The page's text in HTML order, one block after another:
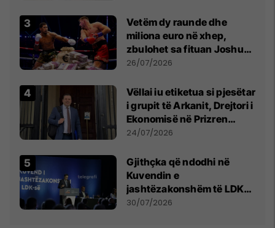
Vetëm dy raunde dhe
miliona euro në xhep,
zbulohet sa fituan Joshua
e Prenga
26/07/2026
Vëllai iu etiketua si pjesëtar
i grupit të Arkanit, Drejtori i
Ekonomisë në Prizren
mohon pretendimet
24/07/2026
Gjithçka që ndodhi në
Kuvendin e
jashtëzakonshëm të LDK-
së
30/07/2026